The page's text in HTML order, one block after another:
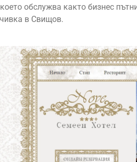
обслужва както бизнес
в Свищов.